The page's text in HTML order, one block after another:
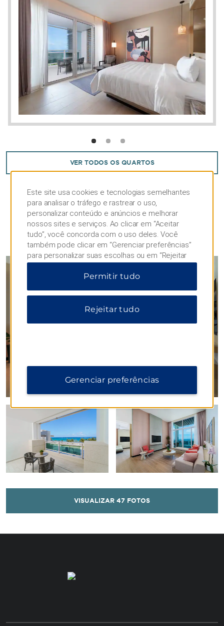
ferro e tábua de passar roupa, frigobar
abastecido com garrafas de água,
ventiladores de teto e ar-condicionado.
VER TODOS OS QUARTOS
FOTOS
VISUALIZAR 47 FOTOS
Este site usa cookies e tecnologias semelhantes
para analisar o tráfego e rastrear o uso,
personalizar conteúdo e anúncios e melhorar
nossos sites e serviços. Ao clicar em “Aceitar
tudo”, você concorda com o uso deles. Você
também pode clicar em “Gerenciar preferências”
para personalizar suas escolhas ou em “Rejeitar
tudo” para permitir apenas cookies essenciais.
Para obter informações adicionais, visite nosso
Permitir tudo
Rejeitar tudo
Gerenciar preferências